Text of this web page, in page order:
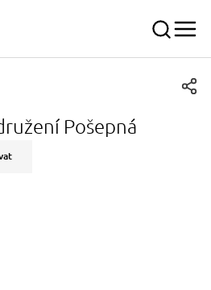
Pošepná